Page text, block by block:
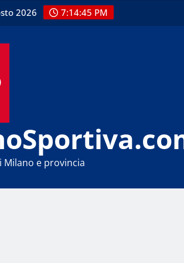
2026 7:14:45 PM
e provincia